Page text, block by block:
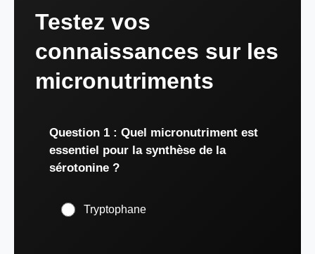
Testez vos
connaissances sur les
micronutriments
Question 1 : Quel micronutriment est
essentiel pour la synthèse de la
sérotonine ?
Tryptophane